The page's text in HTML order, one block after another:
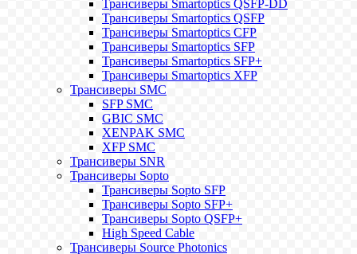
Трансиверы Smartoptics QSFP-DD
Трансиверы Smartoptics QSFP
Трансиверы Smartoptics CFP
Трансиверы Smartoptics SFP
Трансиверы Smartoptics SFP+
Трансиверы Smartoptics XFP
Трансиверы SMC
SFP SMC
GBIC SMC
XENPAK SMC
XFP SMC
Трансиверы SNR
Трансиверы Sopto
Трансиверы Sopto SFP
Трансиверы Sopto SFP+
Трансиверы Sopto QSFP+
High Speed Cable
Трансиверы Source Photonics